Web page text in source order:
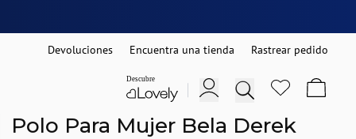
Devoluciones Encuentra una tienda Rastrear pedido
Polo Para Mujer Bela Derek